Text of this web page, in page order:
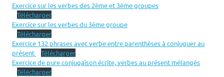
Exercice sur les verbes des 2ème et 3ème groupes
Télécharger
Exercice sur les verbes du 3ème groupe
Télécharger
Exercice 132 phrases avec verbe entre parenthèses à conjuguer au
présent
Télécharger
Exercice de pure conjugaison écrite, verbes au présent mélangés
Télécharger